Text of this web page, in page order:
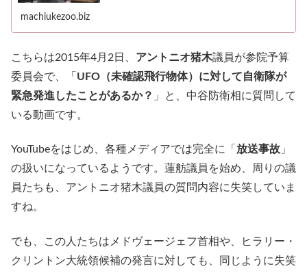
machiukezoo.biz
こちらは2015年4月2日、 アントニオ猪木議員が参院予算
委員会で、「 UFO（未確認飛行物体）に対して自衛隊が
緊急発進したことがあるか？ 」と、中谷防衛相に質問して
いる動画です。
YouTubeをはじめ、各種メディアでは完全に「 放送事故 」
の扱いになっているようです。蓮舫議員を始め、周りの議
員たちも、アントニオ猪木議員の質問内容に失笑していま
すね。
でも、この人たちはメドヴェージェフ首相や、ヒラリー・
クリントン大統領候補の発言に対しても、同じように失笑